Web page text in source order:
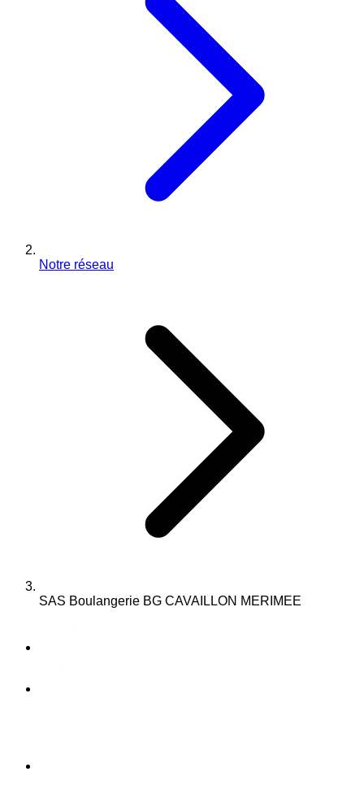
Notre réseau
SAS Boulangerie BG CAVAILLON MERIMEE